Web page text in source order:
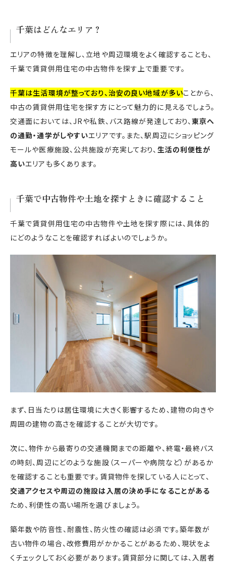
千葉はどんなエリア？
エリアの特徴を理解し、立地や周辺環境をよく確認することも、
千葉で賃貸併用住宅の中古物件を探す上で重要です。
千葉は生活環境が整っており、治安の良い地域が多いことから、
中古の賃貸併用住宅を探す方にとって魅力的に見えるでしょう。
交通面においては、JRや私鉄、バス路線が発達しており、東京へ
の通勤・通学がしやすいエリアです。また、駅周辺にショッピング
モールや医療施設、公共施設が充実しており、 生活の利便性が
高いエリアも多くあります。
千葉で中古物件や土地を探すときに確認すること
千葉で賃貸併用住宅の中古物件や土地を探す際には、具体的
にどのようなことを確認すればよいのでしょうか。
まず、日当たりは居住環境に大きく影響するため、建物の向きや
周囲の建物の高さを確認することが大切です。
次に、物件から最寄りの交通機関までの距離や、終電・最終バス
の時刻、周辺にどのような施設（スーパーや病院など）があるか
を確認することも重要です。賃貸物件を探している人にとって、
交通アクセスや周辺の施設は入居の決め手になることがある
ため、利便性の高い場所を選びましょう。
築年数や防音性、耐震性、防火性の確認は必須です。築年数が
古い物件の場合、改修費用がかかることがあるため、現状をよ
くチェックしておく必要があります。賃貸部分に関しては、入居者